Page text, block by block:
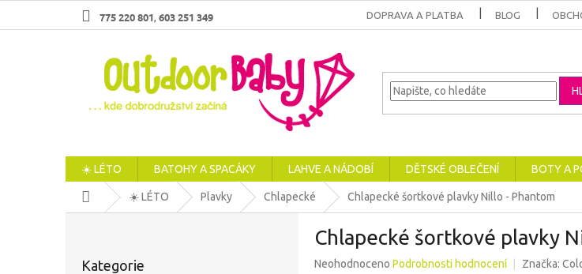
775 220 801 603 251 349 DOPRAVA A PLATBA BLOG
☀️ LÉTO BATOHY A SPACÁKY LAHVE A NÁDOBÍ DĚTSKÉ OBLEČENÍ BOTY A
Domů ☀️ LÉTO Plavky Chlapecké Chlapecké šortkové plavky Nillo - Phantom
kategorie
Kategorie
Chlapecké šortkové plavky
Průměrné
Neohodnoceno Podrobnosti hodnocení Značka: